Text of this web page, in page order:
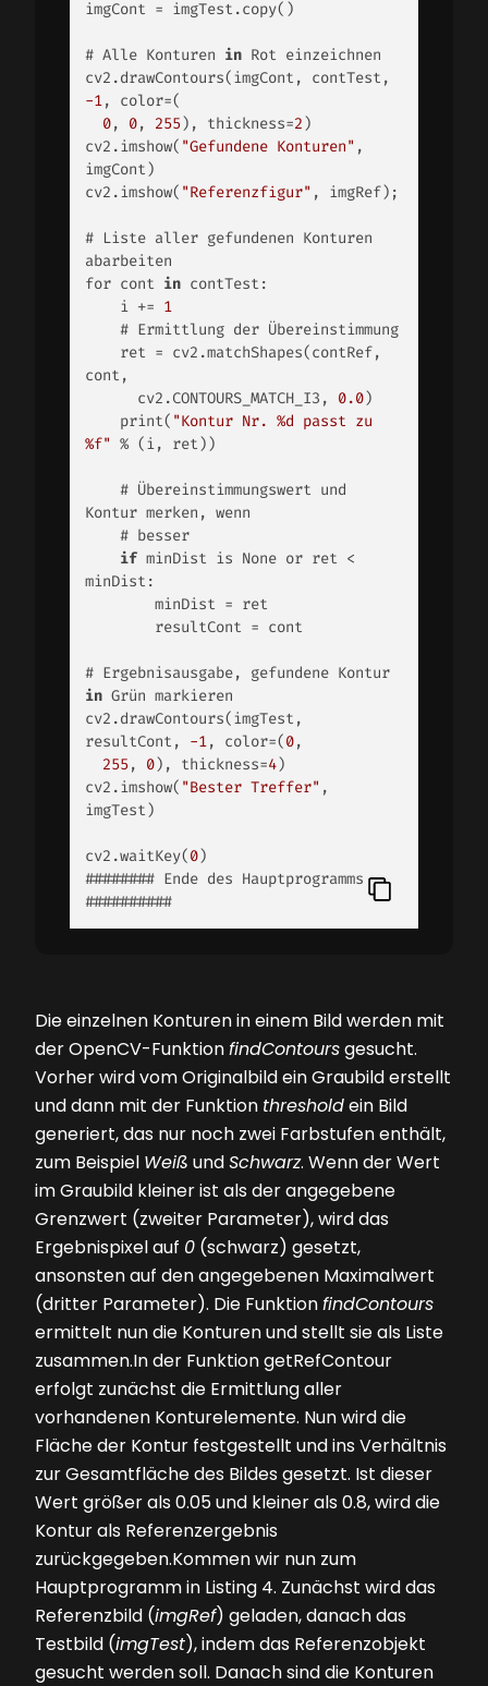
imgCont = imgTest.copy()
# Alle Konturen in Rot einzeichnen
-1, color=(
0, 0, 255), thickness=2)
cv2.imshow( "Gefundene Konturen" ,
imgCont)
cv2.imshow( "Referenzfigur" , imgRef);
# Liste aller gefundenen Konturen
abarbeiten
for cont in contTest:
    i +=
1
cont,
      cv2.CONTOURS_MATCH_I3,
0.0)
    print(
"Kontur Nr. %d passt zu
%f" % (i, ret))
Kontur merken, wenn
if minDist is None or ret <
minDist:
in Grün markieren
cv2.drawContours(imgTest,
resultCont, -1, color=(0,
255 , 0), thickness=4)
cv2.imshow( "Bester Treffer" ,
imgTest)
cv2.waitKey(0)
######## Ende des Hauptprogramms
##########
Die einzelnen Konturen in einem Bild werden mit
der OpenCV-FunktionfindContoursgesucht.
Vorher wird vom Originalbild ein Graubild erstellt
und dann mit der Funktion thresholdein Bild
generiert, das nur noch zwei Farbstufen enthält,
zum Beispiel Weiß undSchwarz. Wenn der Wert
im Graubild kleiner ist als der angegebene
Grenzwert (zweiter Parameter), wird das
Ergebnispixel auf 0 (schwarz) gesetzt,
ansonsten auf den angegebenen Maximalwert
(dritter Parameter). Die FunktionfindContours
ermittelt nun die Konturen und stellt sie als Liste
zusammen.In der Funktion getRefContour
erfolgt zunächst die Ermittlung aller
vorhandenen Konturelemente. Nun wird die
Fläche der Kontur festgestellt und ins Verhältnis
zur Gesamtfläche des Bildes gesetzt. Ist dieser
Wert größer als 0.05 und kleiner als 0.8, wird die
Kontur als Referenzergebnis
zurückgegeben.Kommen wir nun zum
Hauptprogramm in Listing 4. Zunächst wird das
Referenzbild (imgRef) geladen, danach das
Testbild (imgTest), indem das Referenzobjekt
gesucht werden soll. Danach sind die Konturen